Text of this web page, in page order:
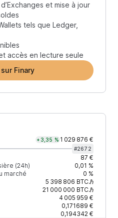
et mise à jour
tels que Ledger,
accès en lecture seule
Finary
+3,35 % 1 029 876 €
#2672
87 €
(24h)
0,01 %
marché
0 %
5 398 806 BTC.ℏ
21 000 000 BTC.ℏ
4 005 959 €
0,171689 €
0,194342 €